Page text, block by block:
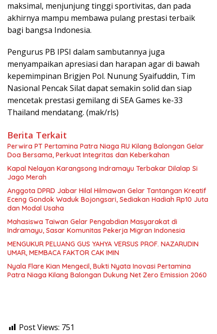
maksimal, menjunjung tinggi sportivitas, dan pada
akhirnya mampu membawa pulang prestasi terbaik
bagi bangsa Indonesia.
Pengurus PB IPSI dalam sambutannya juga
menyampaikan apresiasi dan harapan agar di bawah
kepemimpinan Brigjen Pol. Nunung Syaifuddin, Tim
Nasional Pencak Silat dapat semakin solid dan siap
mencetak prestasi gemilang di SEA Games ke-33
Thailand mendatang. (mak/rls)
Berita Terkait
Perwira PT Pertamina Patra Niaga RU Kilang Balongan Gelar
Doa Bersama, Perkuat Integritas dan Keberkahan
Kapal Nelayan Karangsong Indramayu Terbakar Dilalap Si
Jago Merah
Anggota DPRD Jabar Hilal Hilmawan Gelar Tantangan Kreatif
Eceng Gondok Waduk Bojongsari, Sediakan Hadiah Rp10 Juta
dan Modal Usaha
Mahasiswa Taiwan Gelar Pengabdian Masyarakat di
Indramayu, Sasar Komunitas Pekerja Migran Indonesia
MENGUKUR PELUANG GUS YAHYA VERSUS PROF. NAZARUDIN
UMAR, MEMBACA FAKTOR CAK IMIN
Nyala Flare Kian Mengecil, Bukti Nyata Inovasi Pertamina
Patra Niaga Kilang Balongan Dukung Net Zero Emission 2060
Post Views: 751